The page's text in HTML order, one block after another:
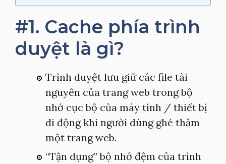
#1. Cache phía trình
duyệt là gì?
Trình duyệt lưu giữ các file tài
nguyên của trang web trong bộ
nhớ cục bộ của máy tính / thiết bị
di động khi người dùng ghé thăm
một trang web.
“Tận dụng” bộ nhớ đệm của trình